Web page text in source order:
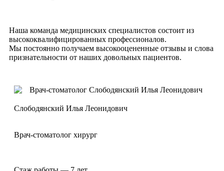
Наша команда медицинских специалистов состоит из
высококвалифицированных профессионалов.
Мы постоянно получаем высокооцененные отзывы и слова
признательности от наших довольных пациентов.
Слободянский Илья Леонидович
Врач-стоматолог хирург